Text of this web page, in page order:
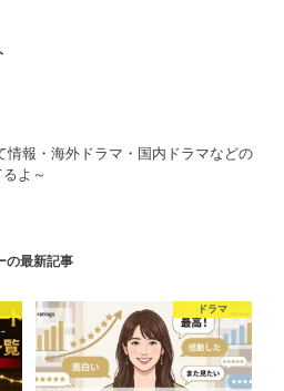
情報・海外ドラマ・国内ドラマなどの
よ～
の最新記事
ドラマ